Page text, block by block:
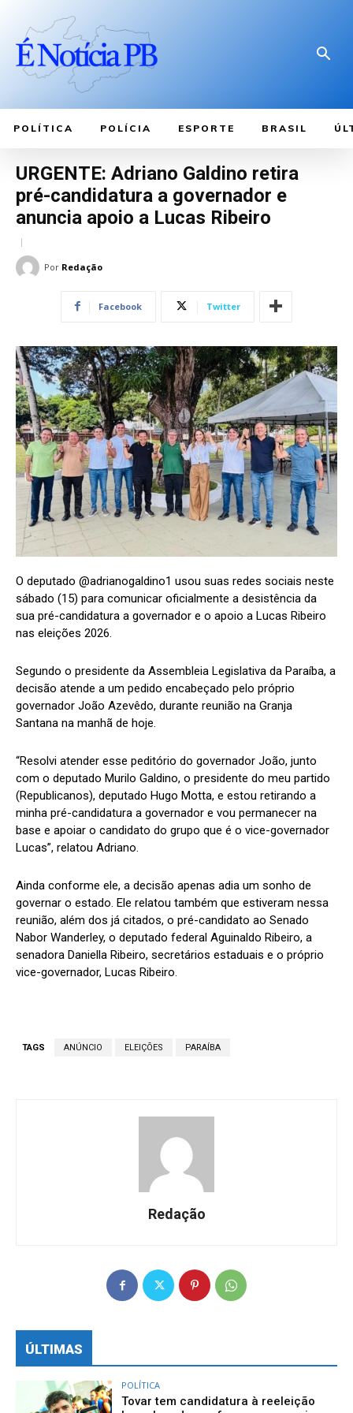
POLÍTICA POLÍCIA ESPORTE BRASIL
URGENTE: Adriano Galdino retira
pré-candidatura a governador e
anuncia apoio a Lucas Ribeiro
Por Redação
Facebook Twitter
O deputado @adrianogaldino1 usou suas redes sociais neste
sábado (15) para comunicar oficialmente a desistência da
sua pré-candidatura a governador e o apoio a Lucas Ribeiro
nas eleições 2026.
Segundo o presidente da Assembleia Legislativa da Paraíba, a
decisão atende a um pedido encabeçado pelo próprio
governador João Azevêdo, durante reunião na Granja
Santana na manhã de hoje.
“Resolvi atender esse peditório do governador João, junto
com o deputado Murilo Galdino, o presidente do meu partido
(Republicanos), deputado Hugo Motta, e estou retirando a
minha pré-candidatura a governador e vou permanecer na
base e apoiar o candidato do grupo que é o vice-governador
Lucas”, relatou Adriano.
Ainda conforme ele, a decisão apenas adia um sonho de
governar o estado. Ele relatou também que estiveram nessa
reunião, além dos já citados, o pré-candidato ao Senado
Nabor Wanderley, o deputado federal Aguinaldo Ribeiro, a
senadora Daniella Ribeiro, secretários estaduais e o próprio
vice-governador, Lucas Ribeiro.
TAGS ANÚNCIO ELEIÇÕES PARAÍBA
Redação
ÚLTIMAS
POLÍTICA
Tovar tem candidatura à reeleição